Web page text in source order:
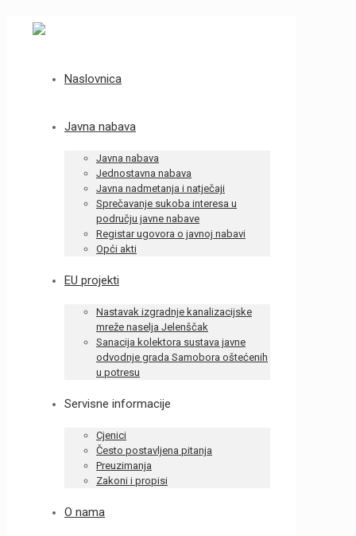
Naslovnica
Javna nabava
Javna nabava
Jednostavna nabava
Javna nadmetanja i natječaji
Sprečavanje sukoba interesa u
području javne nabave
Registar ugovora o javnoj nabavi
Opći akti
EU projekti
Nastavak izgradnje kanalizacijske
mreže naselja Jelenščak
Sanacija kolektora sustava javne
odvodnje grada Samobora oštećenih
u potresu
Servisne informacije
Cjenici
Često postavljena pitanja
Preuzimanja
Zakoni i propisi
O nama